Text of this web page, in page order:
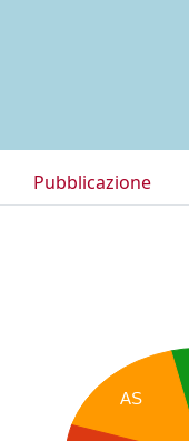
Pubblicazione
AS